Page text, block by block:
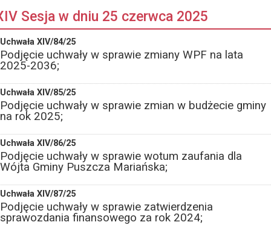
Sesja w dniu 25 czerwca 2025
Uchwała XIV/84/25
Podjęcie uchwały w sprawie zmiany WPF na lata
2025-2036;
Uchwała XIV/85/25
Podjęcie uchwały w sprawie zmian w budżecie gminy
na rok 2025;
Uchwała XIV/86/25
Podjęcie uchwały w sprawie wotum zaufania dla
Wójta Gminy Puszcza Mariańska;
Uchwała XIV/87/25
Podjęcie uchwały w sprawie zatwierdzenia
sprawozdania finansowego za rok 2024;